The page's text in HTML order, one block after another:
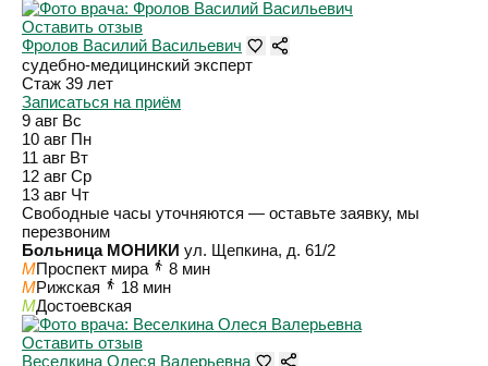
Оставить отзыв
Фролов Василий Васильевич
судебно-медицинский эксперт
Стаж 39 лет
Записаться на приём
9 авг Вс
10 авг Пн
11 авг Вт
12 авг Ср
13 авг Чт
Свободные часы уточняются — оставьте заявку, мы
перезвоним
Больница МОНИКИ ул. Щепкина, д. 61/2
MПроспект мира
8 мин
MРижская
18 мин
MДостоевская
Оставить отзыв
Веселкина Олеся Валерьевна